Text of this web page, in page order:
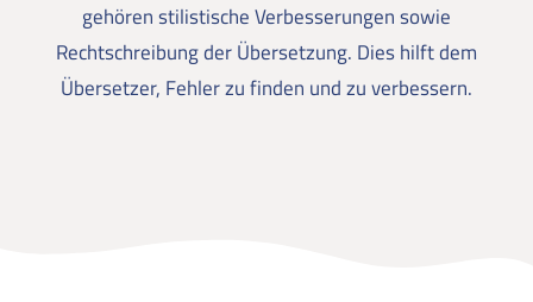
gehören stilistische Verbesserungen sowie
Rechtschreibung der Übersetzung. Dies hilft dem
Übersetzer, Fehler zu finden und zu verbessern.